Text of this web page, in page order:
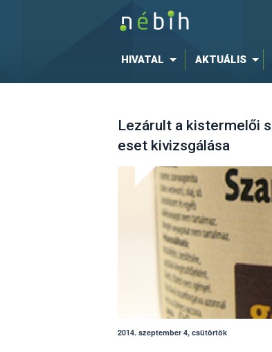
HIVATAL AKTUÁLIS
Lezárult a kistermelői
eset kivizsgálása
2014. szeptember 4, csütörtök